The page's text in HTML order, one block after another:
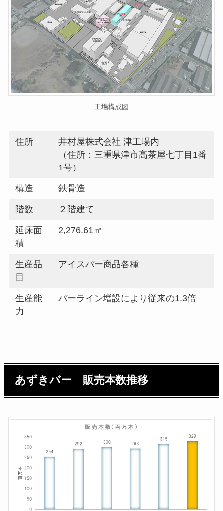
工場構成図
住所
井村屋株式会社 津工場内
（住所：三重県津市高茶屋七丁目1番
1号）
構造 鉄骨造
階数 ２階建て
延床面
積
2,276.61㎡
生産品
目
アイスバー商品各種
生産能
力
バーライン増設により従来の1.3倍
あずきバー 販売本数推移